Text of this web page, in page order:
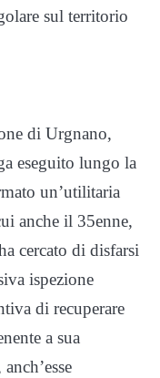
sul territorio
di Urgnano,
eseguito lungo la
un’utilitaria
anche il 35enne,
cercato di disfarsi
ispezione
di recuperare
a sua